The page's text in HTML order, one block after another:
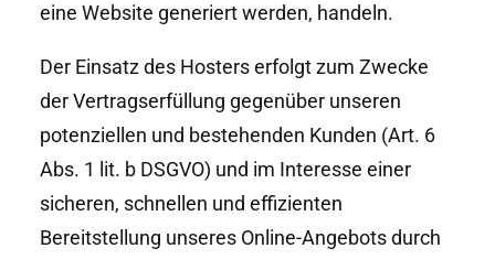
eine Website generiert werden, handeln.
Der Einsatz des Hosters erfolgt zum Zwecke
der Vertragserfüllung gegenüber unseren
potenziellen und bestehenden Kunden (Art. 6
Abs. 1 lit. b DSGVO) und im Interesse einer
sicheren, schnellen und effizienten
Bereitstellung unseres Online-Angebots durch